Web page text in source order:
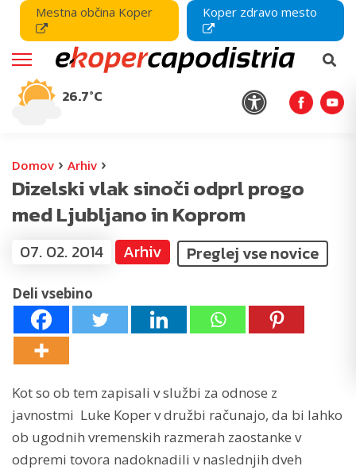
Mestna občina Koper Koper zdravo mesto
26.7°C
Domov › Arhiv ›
Dizelski vlak sinoči odprl progo
med Ljubljano in Koprom
07. 02. 2014 Arhiv Preglej vse novice
Deli vsebino
Kot so ob tem zapisali v službi za odnose z
javnostmi Luke Koper v družbi računajo, da bi lahko
ob ugodnih vremenskih razmerah zaostanke v
odpremi tovora nadoknadili v naslednjih dveh